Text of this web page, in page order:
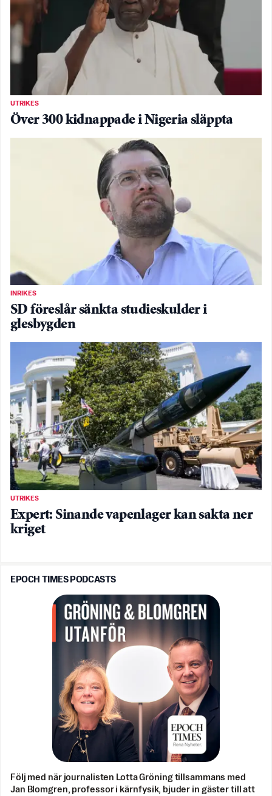
UTRIKES
Över 300 kidnappade i Nigeria släppta
INRIKES
SD föreslår sänkta studieskulder i
glesbygden
UTRIKES
Expert: Sinande vapenlager kan sakta ner
kriget
EPOCH TIMES PODCASTS
Följ med när journalisten Lotta Gröning tillsammans med
Jan Blomgren, professor i kärnfysik, bjuder in gäster till att